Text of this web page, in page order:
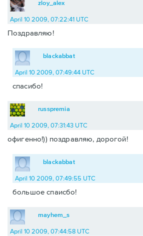
zloy_alex
April 10 2009, 07:22:41 UTC
Поздравляю!
blackabbat
April 10 2009, 07:49:44 UTC
спасибо!
russpremia
April 10 2009, 07:31:43 UTC
офигенно!)) поздравляю, дорогой!
blackabbat
April 10 2009, 07:49:55 UTC
большое спаисбо!
mayhem_s
April 10 2009, 07:44:58 UTC